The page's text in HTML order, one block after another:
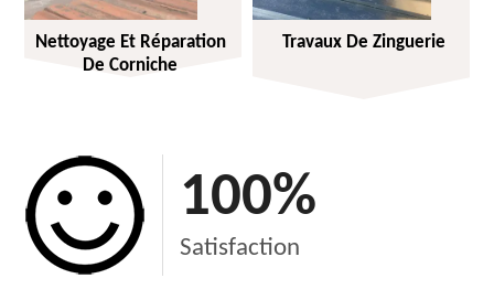
Nettoyage Et Réparation
De Corniche
Travaux De Zinguerie
100%
Satisfaction